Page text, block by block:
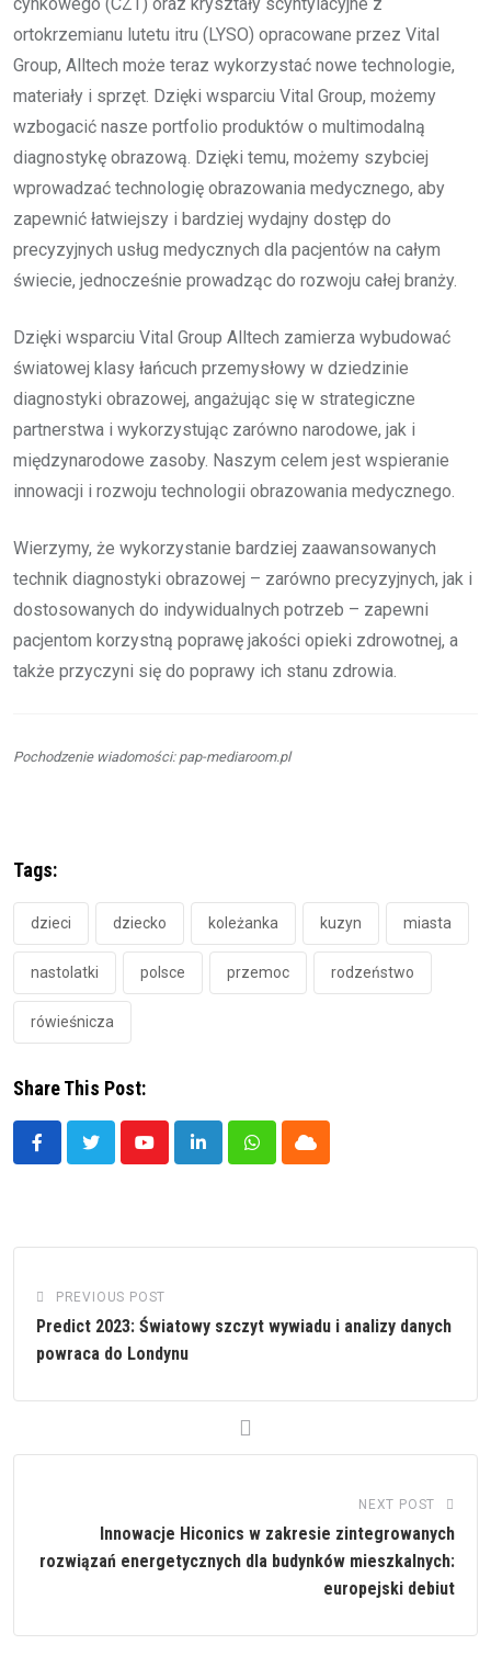
ortokrzemianu lutetu itru (LYSO) opracowane przez Vital
Group, Alltech może teraz wykorzystać nowe technologie,
materiały i sprzęt. Dzięki wsparciu Vital Group, możemy
wzbogacić nasze portfolio produktów o multimodalną
diagnostykę obrazową. Dzięki temu, możemy szybciej
wprowadzać technologię obrazowania medycznego, aby
zapewnić łatwiejszy i bardziej wydajny dostęp do
precyzyjnych usług medycznych dla pacjentów na całym
świecie, jednocześnie prowadząc do rozwoju całej branży.
Dzięki wsparciu Vital Group Alltech zamierza wybudować
światowej klasy łańcuch przemysłowy w dziedzinie
diagnostyki obrazowej, angażując się w strategiczne
partnerstwa i wykorzystując zarówno narodowe, jak i
międzynarodowe zasoby. Naszym celem jest wspieranie
innowacji i rozwoju technologii obrazowania medycznego.
Wierzymy, że wykorzystanie bardziej zaawansowanych
technik diagnostyki obrazowej – zarówno precyzyjnych, jak i
dostosowanych do indywidualnych potrzeb – zapewni
pacjentom korzystną poprawę jakości opieki zdrowotnej, a
także przyczyni się do poprawy ich stanu zdrowia.
Pochodzenie wiadomości: pap-mediaroom.pl
Tags:
dzieci dziecko koleżanka kuzyn miasta
nastolatki polsce przemoc rodzeństwo
rówieśnicza
Share This Post:
YoutubeLinkedInWhatsappCloud
PREVIOUS POST
Predict 2023: Światowy szczyt wywiadu i analizy danych
powraca do Londynu
NEXT POST
Innowacje Hiconics w zakresie zintegrowanych
rozwiązań energetycznych dla budynków mieszkalnych:
europejski debiut